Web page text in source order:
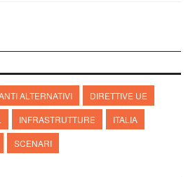
ALTERNATIVI
DIRETTIVE UE
INFRASTRUTTURE
ITALIA
SCENARI